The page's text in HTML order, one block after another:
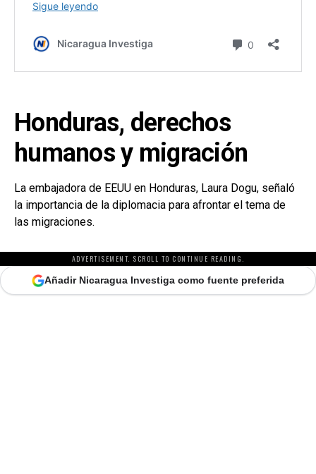
Honduras, derechos
humanos y migración
La embajadora de EEUU en Honduras, Laura Dogu, señaló
la importancia de la diplomacia para afrontar el tema de
las migraciones.
ADVERTISEMENT. SCROLL TO CONTINUE READING.
Añadir Nicaragua Investiga como fuente preferida